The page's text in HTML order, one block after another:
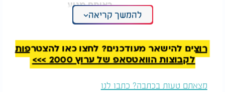
ראיתם מגיע
להמשך קריאה
רוצים להישאר מעודכנים? לחצו כאן להצטרפות
לקבוצות הוואטסאפ של ערוץ 2000 >>>
מצאתם טעות בכתבה? כתבו לנו